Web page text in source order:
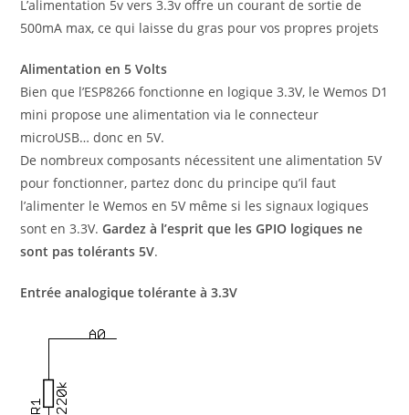
L’alimentation 5v vers 3.3v offre un courant de sortie de
500mA max, ce qui laisse du gras pour vos propres projets
Alimentation en 5 Volts
Bien que l’ESP8266 fonctionne en logique 3.3V, le Wemos D1
mini propose une alimentation via le connecteur
microUSB… donc en 5V.
De nombreux composants nécessitent une alimentation 5V
pour fonctionner, partez donc du principe qu’il faut
l’alimenter le Wemos en 5V même si les signaux logiques
sont en 3.3V.Gardez à l’esprit que les GPIO logiques ne
sont pas tolérants 5V.
Entrée analogique tolérante à 3.3V